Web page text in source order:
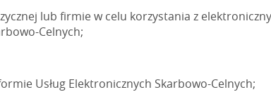
lub firmie w celu korzystania z
Celnych;
Usług Elektronicznych Skarbowo-Celnych;